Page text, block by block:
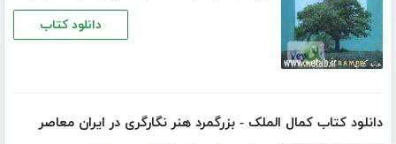
دانلود کتاب
دانلود کتاب کمال الملک - بزرگمرد هنر نگارگری در ایران معاصر